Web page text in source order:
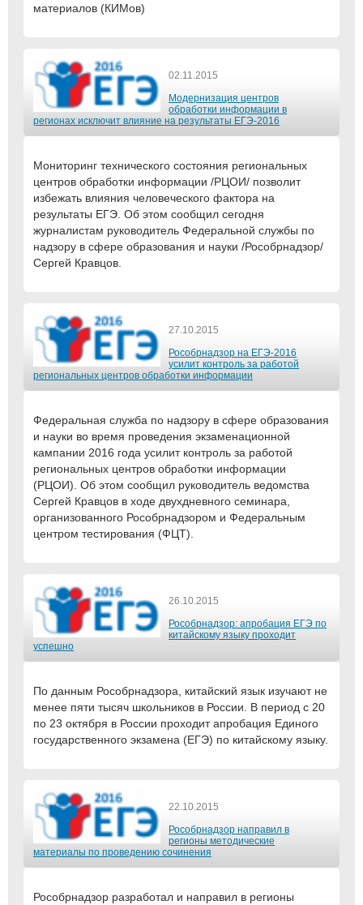
материалов (КИМов)
02.11.2015
Модернизация центров
обработки информации в
регионах исключит влияние на результаты ЕГЭ-2016
Мониторинг технического состояния региональных
центров обработки информации /РЦОИ/ позволит
избежать влияния человеческого фактора на
результаты ЕГЭ. Об этом сообщил сегодня
журналистам руководитель Федеральной службы по
надзору в сфере образования и науки /Рособрнадзор/
Сергей Кравцов.
27.10.2015
Рособрнадзор на ЕГЭ-2016
усилит контроль за работой
региональных центров обработки информации
Федеральная служба по надзору в сфере образования
и науки во время проведения экзаменационной
кампании 2016 года усилит контроль за работой
региональных центров обработки информации
(РЦОИ). Об этом сообщил руководитель ведомства
Сергей Кравцов в ходе двухдневного семинара,
организованного Рособрнадзором и Федеральным
центром тестирования (ФЦТ).
26.10.2015
Рособрнадзор: апробация ЕГЭ по
китайскому языку проходит
успешно
По данным Рособрнадзора, китайский язык изучают не
менее пяти тысяч школьников в России. В период с 20
по 23 октября в России проходит апробация Единого
государственного экзамена (ЕГЭ) по китайскому языку.
22.10.2015
Рособрнадзор направил в
регионы методические
материалы по проведению сочинения
Рособрнадзор разработал и направил в регионы